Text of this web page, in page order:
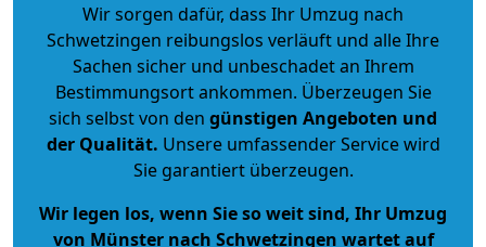
Wir sorgen dafür, dass Ihr Umzug nach
Schwetzingen reibungslos verläuft und alle Ihre
Sachen sicher und unbeschadet an Ihrem
Bestimmungsort ankommen. Überzeugen Sie
sich selbst von den günstigen Angeboten und
der Qualität. Unsere umfassender Service wird
Sie garantiert überzeugen.
Wir legen los, wenn Sie so weit sind, Ihr Umzug
von Münster nach Schwetzingen wartet auf